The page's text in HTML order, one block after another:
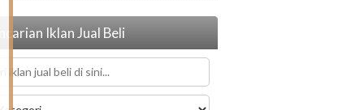
Iklan Jual Beli